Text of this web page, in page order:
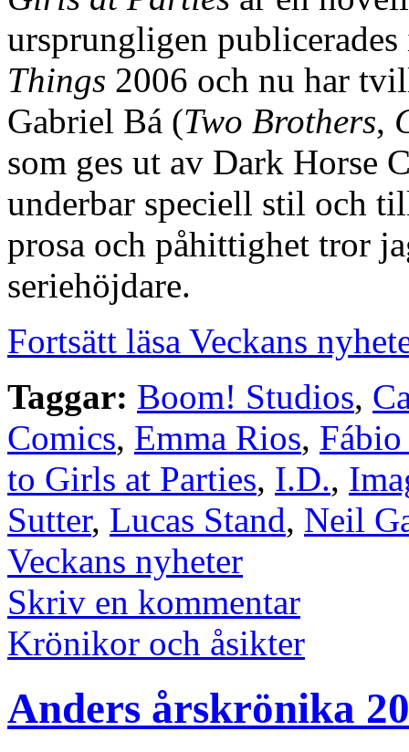
ursprungligen
Things 2006 och nu har
Gabriel Bá (Two Brothers,
som ges ut av Dark Horse
underbar speciell stil och
prosa och påhittighet tror
seriehöjdare.
Fortsätt läsa Veckans
Taggar: Boom! Studios,
Comics, Emma Rios,
to Girls at Parties, I.D.,
Sutter, Lucas Stand, Neil
Veckans nyheter
Skriv en kommentar
Krönikor och åsikter
Anders årskrönika